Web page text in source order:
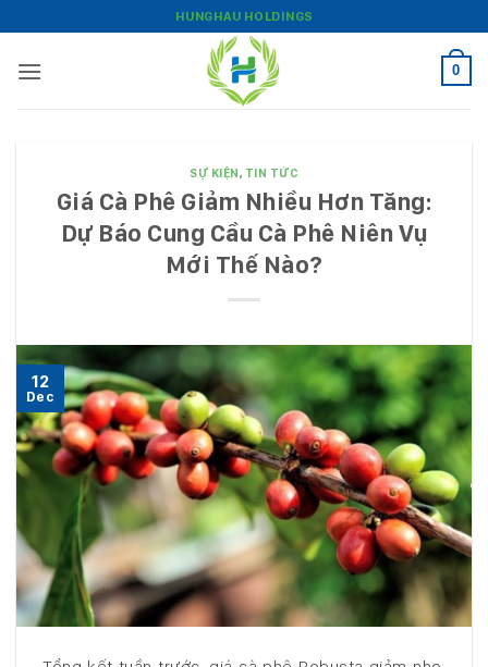
qua
nội
HUNGHAU HOLDINGS
0
SỰ KIỆN, TIN TỨC
Giá Cà Phê Giảm Nhiều Hơn Tăng:
Dự Báo Cung Cầu Cà Phê Niên Vụ
Mới Thế Nào?
12
Dec